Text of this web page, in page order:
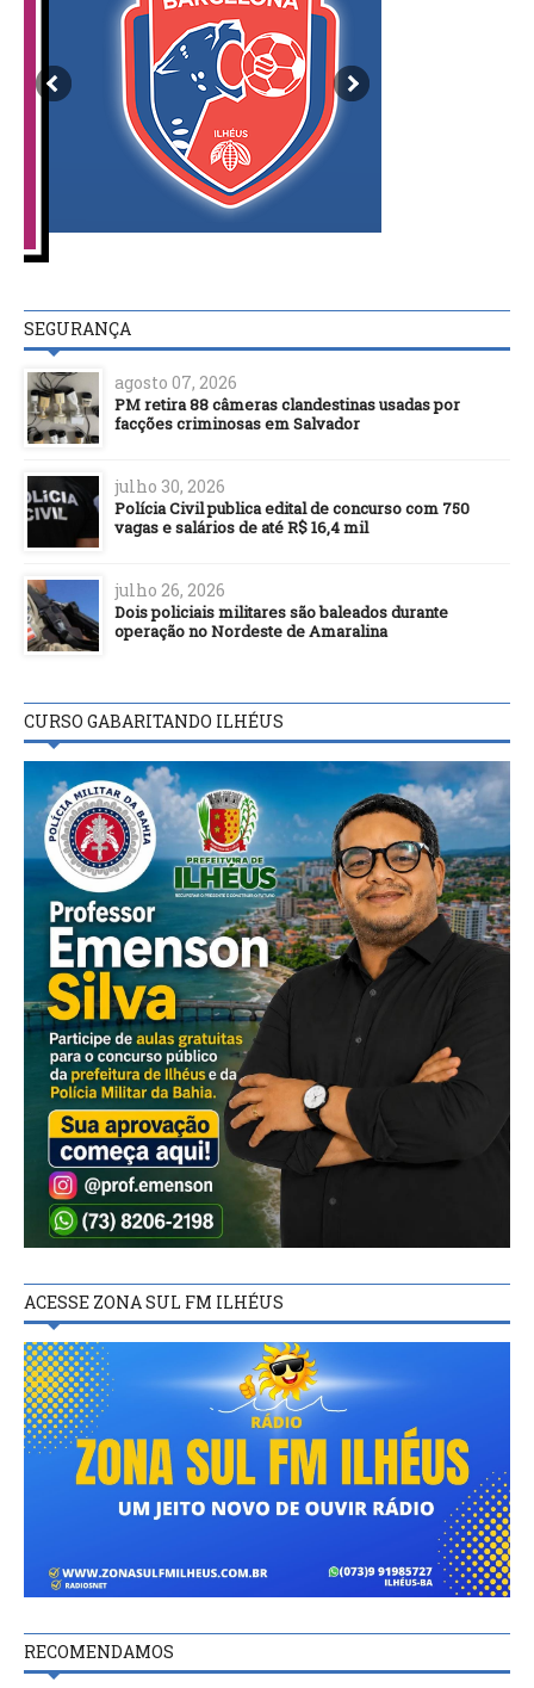
SEGURANÇA
agosto 07, 2026
PM retira 88 câmeras clandestinas usadas por
facções criminosas em Salvador
julho 30, 2026
Polícia Civil publica edital de concurso com 750
vagas e salários de até R$ 16,4 mil
julho 26, 2026
Dois policiais militares são baleados durante
operação no Nordeste de Amaralina
CURSO GABARITANDO ILHÉUS
ACESSE ZONA SUL FM ILHÉUS
RECOMENDAMOS